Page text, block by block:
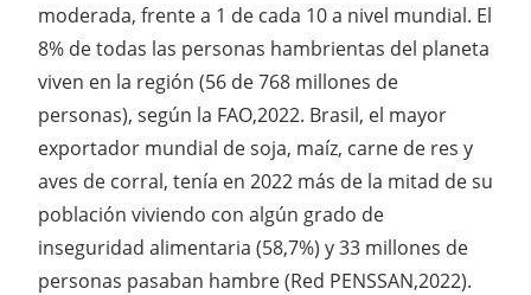
moderada, frente a 1 de cada 10 a nivel mundial. El
8% de todas las personas hambrientas del planeta
viven en la región (56 de 768 millones de
personas), según la FAO,2022. Brasil, el mayor
exportador mundial de soja, maíz, carne de res y
aves de corral, tenía en 2022 más de la mitad de su
población viviendo con algún grado de
inseguridad alimentaria (58,7%) y 33 millones de
personas pasaban hambre (Red PENSSAN,2022).